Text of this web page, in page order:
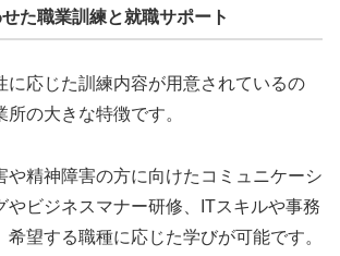
た職業訓練と就職サポート
に応じた訓練内容が用意されているの
所の大きな特徴です。
や精神障害の方に向けたコミュニケーシ
やビジネスマナー研修、ITスキルや事務
望する職種に応じた学びが可能です。